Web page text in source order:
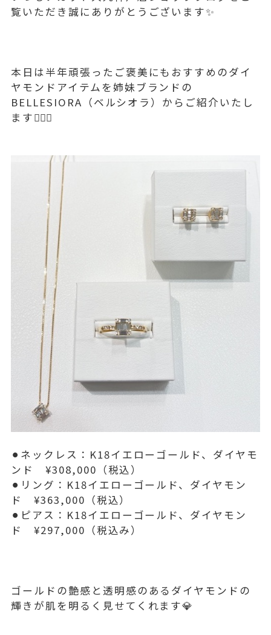
覧いただき誠にありがとうございます✨
本日は半年頑張ったご褒美にもおすすめのダイ
ヤモンドアイテムを姉妹ブランドの
BELLESIORA（ベルシオラ）からご紹介いたし
ます💁🏻‍♀️
⚫︎ネックレス：K18イエローゴールド、ダイヤモ
ンド ¥308,000（税込）
⚫︎リング：K18イエローゴールド、ダイヤモン
ド ¥363,000（税込）
⚫︎ピアス：K18イエローゴールド、ダイヤモン
ド ¥297,000（税込み）
ゴールドの艶感と透明感のあるダイヤモンドの
輝きが肌を明るく見せてくれます💎